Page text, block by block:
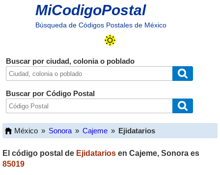
MiCodigoPostal
Búsqueda de Códigos Postales de México
Buscar por ciudad, colonia o poblado
Buscar por Código Postal
México » Sonora » Cajeme » Ejidatarios
El código postal de Ejidatarios en Cajeme, Sonora es
85019